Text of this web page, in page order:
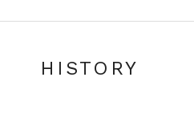
HISTORY